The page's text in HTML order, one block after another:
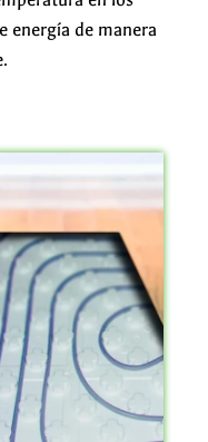
energía de manera